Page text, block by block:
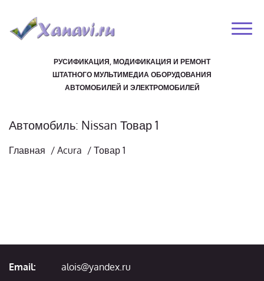
РУСИФИКАЦИЯ, МОДИФИКАЦИЯ И РЕМОНТ
ШТАТНОГО МУЛЬТИМЕДИА ОБОРУДОВАНИЯ
АВТОМОБИЛЕЙ И ЭЛЕКТРОМОБИЛЕЙ
Автомобиль: Nissan Товар 1
Главная / Acura / Товар 1
Email: alois@yandex.ru